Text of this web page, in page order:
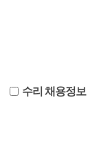
수리 채용정보